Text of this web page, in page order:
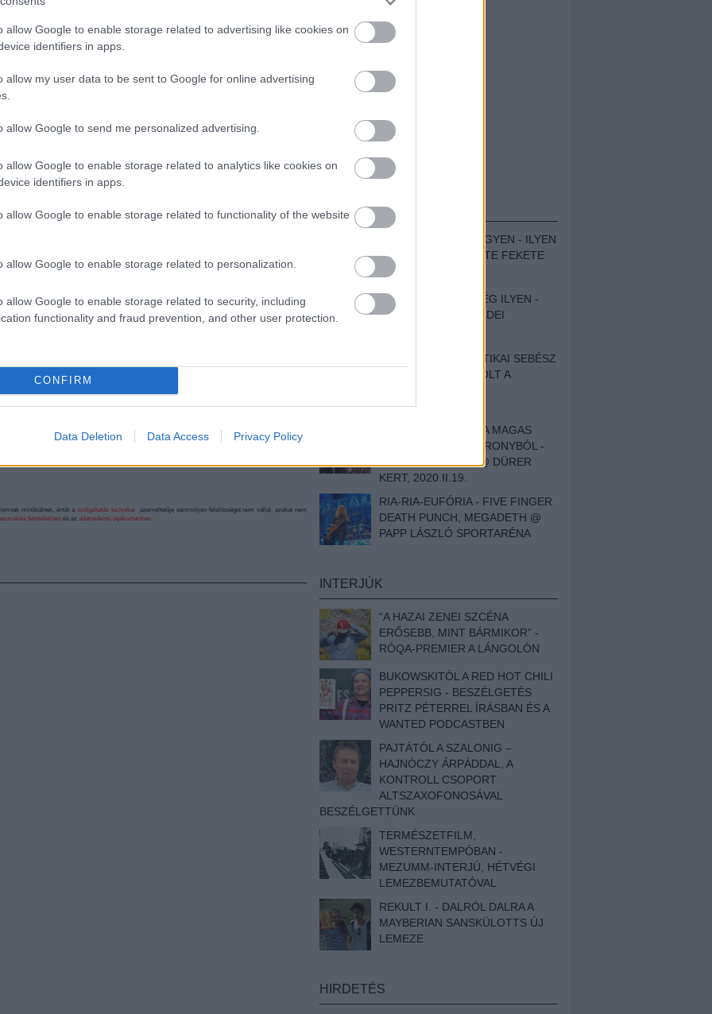
allow Google to enable storage related to advertising like cookies on
identifiers in apps.
allow my user data to be sent to Google for online advertising
allow Google to send me personalized advertising.
allow Google to enable storage related to analytics like cookies on
identifiers in apps.
allow Google to enable storage related to functionality of the website
allow Google to enable storage related to personalization.
allow Google to enable storage related to security, including
functionality and fraud prevention, and other user protection.
CONFIRM
Data Deletion Data Access Privacy Policy
Jön az új Bruce
Springsteen-
róla
Jövő pénteken
Jägermeister
belépőt a bulira!
minősülnek, értük aszolgáltatás technikai
üzemeltetője semmilyen felelősséget nem vállal, azokat nem
feltételekben és az adatvédelmi tájékoztatóban
BESZÁMOLÓK
ZENÉS TÁBOR A HEGYEN - ILYEN
VOLT A VÍRUS SZÜLTE FEKETE
ZAJ FESZTIVÁL
SOHA NEM VOLT MÉG ILYEN -
BESZÁMOLÓNK AZ IDEI
EGY HALLÁSPLASZTIKAI SEBÉSZ
NAPLÓJA - ILYEN VOLT A
DOKUMENTUMFILM
MÉLY FÉRFIBÁNAT A MAGAS
ELEFÁNTCSONTTORONYBÓL -
LEPROUS, KLONE @ DÜRER
KERT, 2020.II.19.
RIA-RIA-EUFÓRIA - FIVE FINGER
DEATH PUNCH, MEGADETH @
PAPP LÁSZLÓ SPORTARÉNA
INTERJÚK
“A HAZAI ZENEI SZCÉNA
ERŐSEBB, MINT BÁRMIKOR” -
RÓQA-PREMIER A LÁNGOLÓN
BUKOWSKITÓL A RED HOT CHILI
PEPPERSIG - BESZÉLGETÉS
PRITZ PÉTERREL ÍRÁSBAN ÉS A
WANTED PODCASTBEN
PAJTÁTÓL A SZALONIG –
HAJNÓCZY ÁRPÁDDAL, A
KONTROLL CSOPORT
ALTSZAXOFONOSÁVAL
BESZÉLGETTÜNK
TERMÉSZETFILM,
WESTERNTEMPÓBAN -
MEZUMM-INTERJÚ, HÉTVÉGI
LEMEZBEMUTATÓVAL
REKULT I. - DALRÓL DALRA A
MAYBERIAN SANSKÜLOTTS ÚJ
LEMEZE
HIRDETÉS